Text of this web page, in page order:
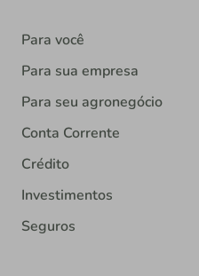
Para você
Para sua empresa
Para seu agronegócio
Conta Corrente
Crédito
Investimentos
Seguros